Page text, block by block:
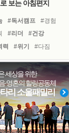
흙이 된 몸으로 출근하는 여자
꿈이 실제가 되는 것
타는 법'을 먼저
아픈 아버지를 위한 공간 설계
식 사진을 보며
극심한 변비, 어깨결림, 수면 장애
싶은 어머니
보는 아침편지
#독서캠프
#경험
#리더
#건강
력
#위기
#다짐
#아이들
#극복
#친구
#바이러스
브
#링컨학교
캠프
#도움 #희망
세상을 위한
·영혼의 힐링공동체
리 소울패밀리